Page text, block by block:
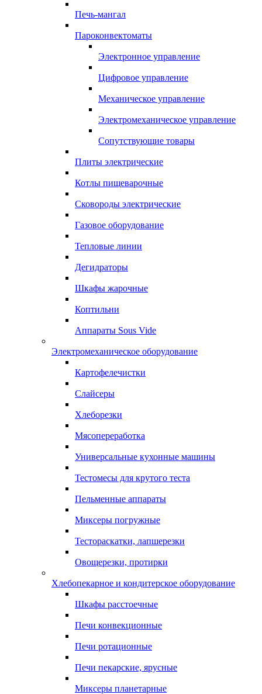
Печь-мангал
Пароконвектоматы
Электронное управление
Цифровое управление
Механическое управление
Электромеханическое управление
Сопутствующие товары
Плиты электрические
Котлы пищеварочные
Сковороды электрические
Газовое оборудование
Тепловые линии
Дегидраторы
Шкафы жарочные
Коптильни
Аппараты Sous Vide
Электромеханическое оборудование
Картофелечистки
Слайсеры
Хлеборезки
Мясопереработка
Универсальные кухонные машины
Тестомесы для крутого теста
Пельменные аппараты
Миксеры погружные
Тестораскатки, лапшерезки
Овощерезки, протирки
Хлебопекарное и кондитерское оборудование
Шкафы расстоечные
Печи конвекционные
Печи ротационные
Печи пекарские, ярусные
Миксеры планетарные